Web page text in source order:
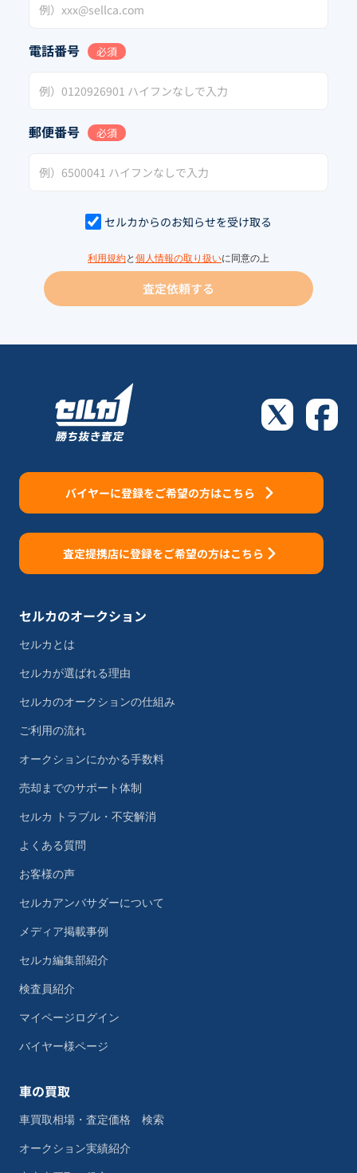
電話番号 必須
郵便番号 必須
セルカからのお知らせを受け取る
利用規約と 個人情報の取り扱いに同意の上
査定依頼する
バイヤーに登録をご希望の方はこちら
査定提携店に登録をご希望の方はこちら
セルカのオークション
セルカとは
セルカが選ばれる理由
セルカのオークションの仕組み
ご利用の流れ
オークションにかかる手数料
売却までのサポート体制
セルカ トラブル・不安解消
よくある質問
お客様の声
セルカアンバサダーについて
メディア掲載事例
セルカ編集部紹介
検査員紹介
マイページログイン
バイヤー様ページ
車の買取
車買取相場・査定価格 検索
オークション実績紹介